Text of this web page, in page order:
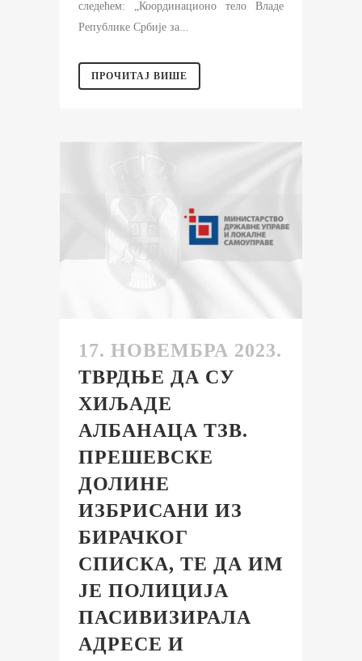
следећем: „Координационо тело Владе
Републике Србије за...
ПРОЧИТАЈ ВИШЕ
17. НОВЕМБРА 2023.
ТВРДЊЕ ДА СУ
ХИЉАДЕ
АЛБАНАЦА ТЗВ.
ПРЕШЕВСКЕ
ДОЛИНЕ
ИЗБРИСАНИ ИЗ
БИРАЧКОГ
СПИСКА, ТЕ ДА ИМ
ЈЕ ПОЛИЦИЈА
ПАСИВИЗИРАЛА
АДРЕСЕ И